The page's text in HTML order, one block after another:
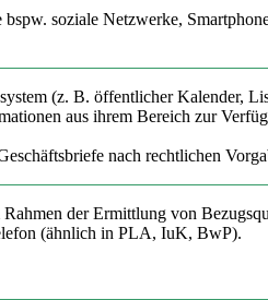
soziale Netzwerke,
(z. B. öffentlicher Kalender,
aus ihrem Bereich zur
nach rechtlichen
der Ermittlung von
(ähnlich in PLA, IuK, BwP).